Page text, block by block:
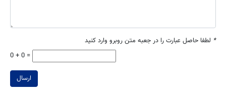
* لطفا حاصل عبارت را در جعبه متن روبرو وارد کنید
0 + 0 =
ارسال